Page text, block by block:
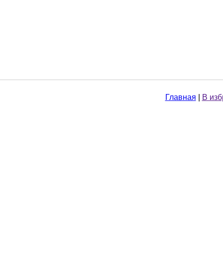
Главная В